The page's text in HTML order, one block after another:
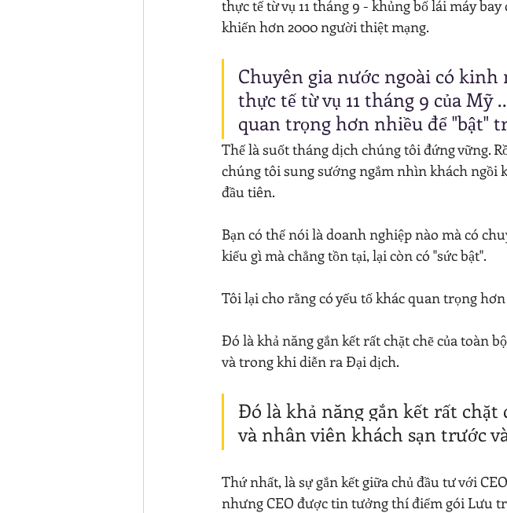
thực tế từ vụ 11 tháng 9 - khủng bố lái máy
khiến hơn 2000 người thiệt mạng.
Chuyên gia nước ngoài có
thực tế từ vụ 11 tháng 9 của
quan trọng hơn nhiều để "bật"
Thế là suốt tháng dịch chúng tôi đứng vững.
chúng tôi sung sướng ngắm nhìn khách ngồi
đầu tiên.
Bạn có thể nói là doanh nghiệp nào mà có
kiểu gì mà chẳng tồn tại, lại còn có "sức bật".
Tôi lại cho rằng có yếu tố khác quan trọng
Đó là khả năng gắn kết rất chặt chẽ của toàn
và trong khi diễn ra Đại dịch.
Đó là khả năng gắn kết rất chặt
và nhân viên khách sạn trước
Thứ nhất, là sự gắn kết giữa chủ đầu tư với
nhưng CEO được tin tưởng thí điểm gói Lưu